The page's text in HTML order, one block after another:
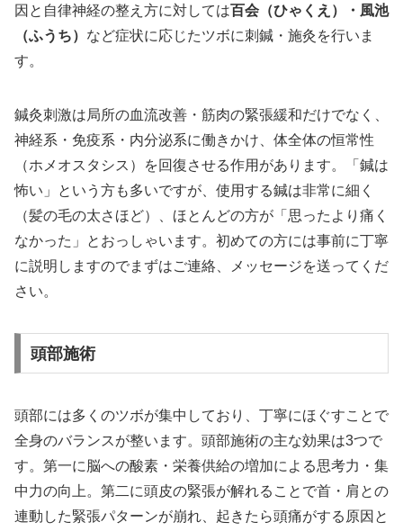
因と自律神経の整え方に対しては百会（ひゃくえ）・風池
（ふうち） など症状に応じたツボに刺鍼・施灸を行いま
す。
鍼灸刺激は局所の血流改善・筋肉の緊張緩和だけでなく、
神経系・免疫系・内分泌系に働きかけ、体全体の恒常性
（ホメオスタシス）を回復させる作用があります。「鍼は
怖い」という方も多いですが、使用する鍼は非常に細く
（髪の毛の太さほど）、ほとんどの方が「思ったより痛く
なかった」とおっしゃいます。初めての方には事前に丁寧
に説明しますのでまずはご連絡、メッセージを送ってくだ
さい。
頭部施術
頭部には多くのツボが集中しており、丁寧にほぐすことで
全身のバランスが整います。頭部施術の主な効果は3つで
す。第一に脳への酸素・栄養供給の増加による思考力・集
中力の向上。第二に頭皮の緊張が解れることで首・肩との
連動した緊張パターンが崩れ、起きたら頭痛がする原因と